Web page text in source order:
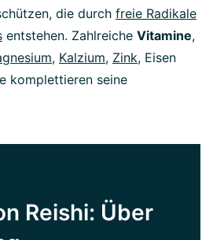
die durch freie Radikale
entstehen. Zahlreiche Vitamine,
, Kalzium, Zink, Eisen
komplettieren seine
Reishi: Über